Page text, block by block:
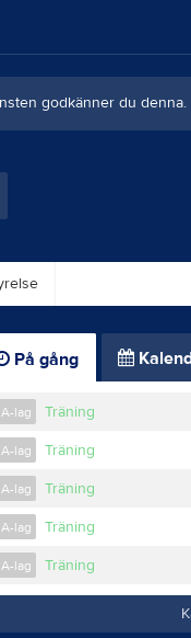
godkänner du denna.
På gång
A-lag Träning
A-lag Träning
A-lag Träning
A-lag Träning
A-lag Träning